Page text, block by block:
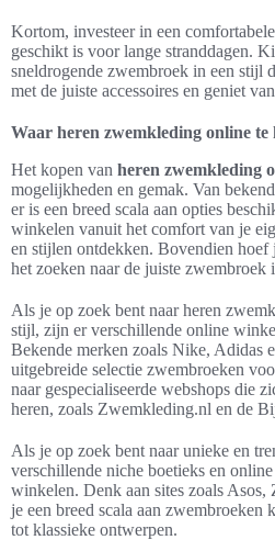
Kortom, investeer in een
geschikt is voor lange stranddagen.
sneldrogende zwembroek in een stijl
met de juiste accessoires en geniet
Waar heren zwemkleding online te
Het kopen van heren zwemkleding
mogelijkheden en gemak. Van
er is een breed scala aan opties
winkelen vanuit het comfort van je
en stijlen ontdekken. Bovendien hoef
het zoeken naar de juiste
Als je op zoek bent naar heren
stijl, zijn er verschillende online
Bekende merken zoals Nike, Adidas
uitgebreide selectie zwembroeken
naar gespecialiseerde webshops die
heren, zoals Zwemkleding.nl en de
Als je op zoek bent naar unieke en
verschillende niche boetieks en
winkelen. Denk aan sites zoals
je een breed scala aan
tot klassieke ontwerpen.